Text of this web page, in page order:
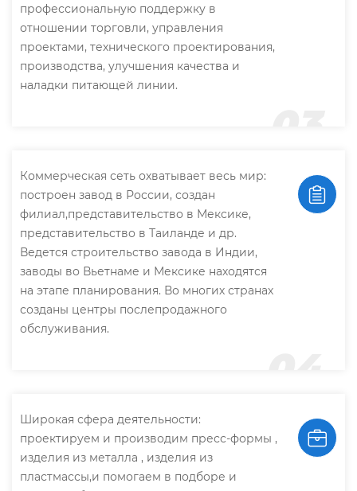
профессиональную поддержку в
отношении торговли, управления
проектами, технического проектирования,
производства, улучшения качества и
наладки питающей линии.
Коммерческая сеть охватывает весь мир:
построен завод в России, создан
филиал,представительство в Мексике,
представительство в Таиланде и др.
Ведется строительство завода в Индии,
заводы во Вьетнаме и Мексике находятся
на этапе планирования. Во многих странах
созданы центры послепродажного
обслуживания.
Широкая сфера деятельности:
проектируем и производим пресс-формы ,
изделия из металла , изделия из
пластмассы,и помогаем в подборе и